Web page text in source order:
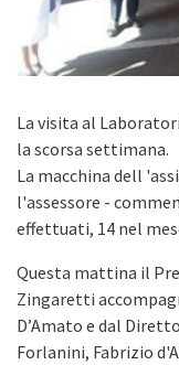
La visita al
la scorsa settimana.
La macchina dell
l'assessore -
effettuati, 14 nel
Questa mattina il
Zingaretti
D’Amato e dal
Forlanini, Fabrizio